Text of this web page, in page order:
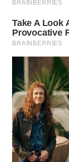
MALUKU
WN
MALUT
WN
DAIRI
WN
DANAU
TOBA